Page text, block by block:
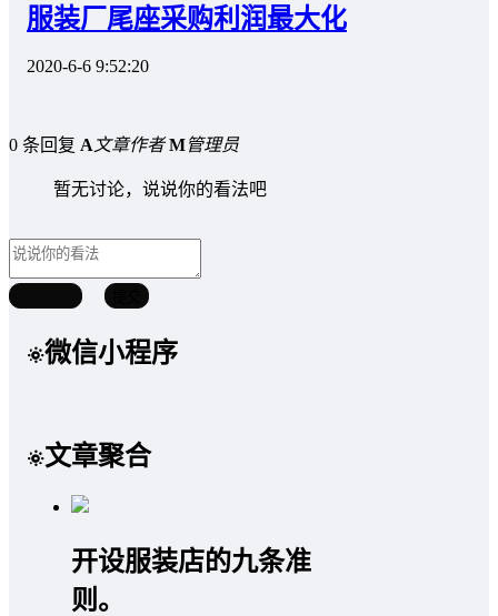
服装厂尾座采购利润最大化
2020-6-6 9:52:20
0 条回复 A文章作者 M管理员
暂无讨论，说说你的看法吧
微信小程序
文章聚合
开设服装店的九条准
则。